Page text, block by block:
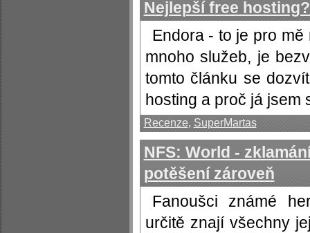
Nejlepší free
Endora - to je pro
mnoho služeb, je
tomto článku se
hosting a proč já jsem
Recenze, SuperMartas
NFS: World -
potěšení zároveň
Fanoušci známé
určitě znají všechny